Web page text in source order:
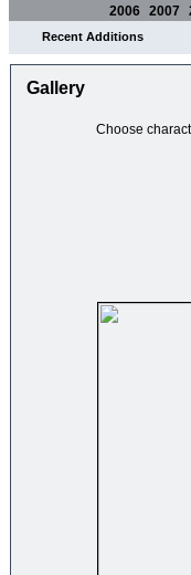
2006 2007
Recent Additions
Gallery
Choose